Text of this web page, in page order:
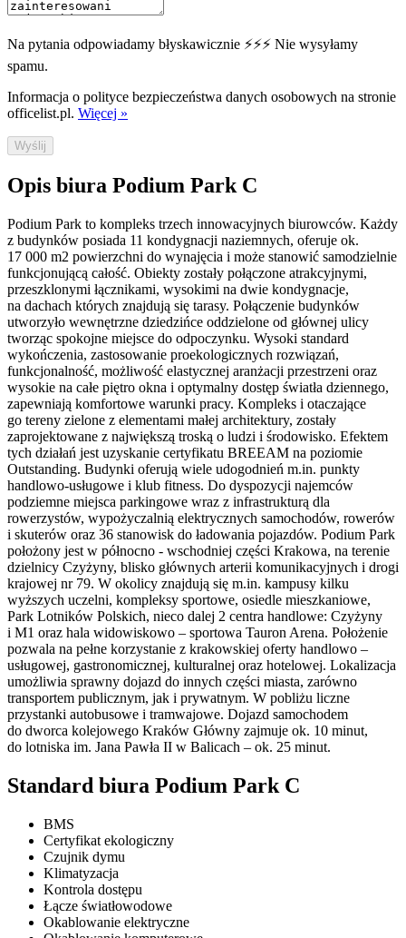
Na pytania odpowiadamy błyskawicznie ⚡⚡⚡ Nie wysyłamy
spamu.
Informacja o polityce bezpieczeństwa danych osobowych na stronie
officelist.pl. Więcej »
Wyślij
Opis biura Podium Park C
Podium Park to kompleks trzech innowacyjnych biurowców. Każdy
z budynków posiada 11 kondygnacji naziemnych, oferuje ok.
17 000 m2 powierzchni do wynajęcia i może stanowić samodzielnie
funkcjonującą całość. Obiekty zostały połączone atrakcyjnymi,
przeszklonymi łącznikami, wysokimi na dwie kondygnacje,
na dachach których znajdują się tarasy. Połączenie budynków
utworzyło wewnętrzne dziedzińce oddzielone od głównej ulicy
tworząc spokojne miejsce do odpoczynku. Wysoki standard
wykończenia, zastosowanie proekologicznych rozwiązań,
funkcjonalność, możliwość elastycznej aranżacji przestrzeni oraz
wysokie na całe piętro okna i optymalny dostęp światła dziennego,
zapewniają komfortowe warunki pracy. Kompleks i otaczające
go tereny zielone z elementami małej architektury, zostały
zaprojektowane z największą troską o ludzi i środowisko. Efektem
tych działań jest uzyskanie certyfikatu BREEAM na poziomie
Outstanding. Budynki oferują wiele udogodnień m.in. punkty
handlowo-usługowe i klub fitness. Do dyspozycji najemców
podziemne miejsca parkingowe wraz z infrastrukturą dla
rowerzystów, wypożyczalnią elektrycznych samochodów, rowerów
i skuterów oraz 36 stanowisk do ładowania pojazdów. Podium Park
położony jest w północno - wschodniej części Krakowa, na terenie
dzielnicy Czyżyny, blisko głównych arterii komunikacyjnych i drogi
krajowej nr 79. W okolicy znajdują się m.in. kampusy kilku
wyższych uczelni, kompleksy sportowe, osiedle mieszkaniowe,
Park Lotników Polskich, nieco dalej 2 centra handlowe: Czyżyny
i M1 oraz hala widowiskowo – sportowa Tauron Arena. Położenie
pozwala na pełne korzystanie z krakowskiej oferty handlowo –
usługowej, gastronomicznej, kulturalnej oraz hotelowej. Lokalizacja
umożliwia sprawny dojazd do innych części miasta, zarówno
transportem publicznym, jak i prywatnym. W pobliżu liczne
przystanki autobusowe i tramwajowe. Dojazd samochodem
do dworca kolejowego Kraków Główny zajmuje ok. 10 minut,
do lotniska im. Jana Pawła II w Balicach – ok. 25 minut.
Standard biura Podium Park C
BMS
Certyfikat ekologiczny
Czujnik dymu
Klimatyzacja
Kontrola dostępu
Łącze światłowodowe
Okablowanie elektryczne